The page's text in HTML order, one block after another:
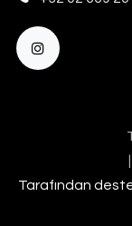
Tarafından